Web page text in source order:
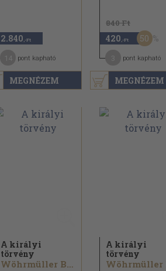
MEGNÉZEM
2.840 ,-Ft
pont kapható
MEGNÉZEM
840 Ft
420 ,-Ft 50
pont kapható
A királyi
törvény
Wöhrmüller Bonifác
A királyi
törvény